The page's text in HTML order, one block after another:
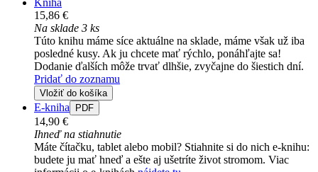
Kniha
15,86 €
Na sklade 3 ks
Túto knihu máme síce aktuálne na sklade, máme však už iba
posledné kusy. Ak ju chcete mať rýchlo, ponáhľajte sa!
Dodanie ďalších môže trvať dlhšie, zvyčajne do šiestich dní.
Pridať do zoznamu
Vložiť do košíka
E-kniha PDF
14,90 €
Ihneď na stiahnutie
Máte čítačku, tablet alebo mobil? Stiahnite si do nich e-knihu:
budete ju mať hneď a ešte aj ušetríte život stromom. Viac